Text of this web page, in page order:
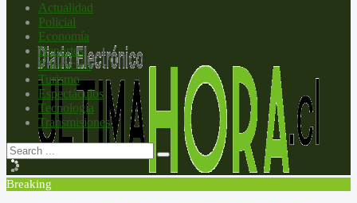
Actualidad
Policial
Economía
Deportes
Educación
Turismo
Espectáculos
Tecnología
Transmisiones
Breaking